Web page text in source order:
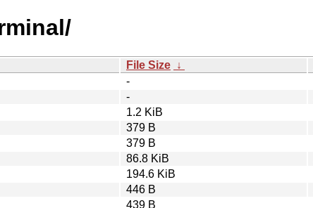
File Size ↓
-
-
1.2 KiB
379 B
379 B
86.8 KiB
194.6 KiB
446 B
439 B